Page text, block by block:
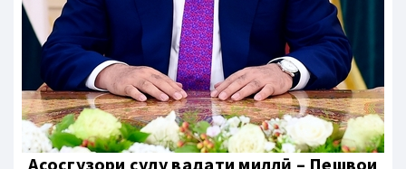
Aсосгузори сулҳу ваҳдати миллӣ – Пешвои